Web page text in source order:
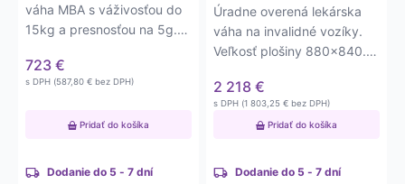
váha MBA s váživosťou do
15kg a presnosťou na 5g.
723 €
s DPH (587,80 € bez DPH)
Pridať do košíka
Dodanie do 5 - 7 dní
Úradne overená lekárska
váha na invalidné vozíky.
Veľkosť plošiny 880×840.
presnosťou…
2 218 €
s DPH (1 803,25 € bez DPH)
Pridať do košíka
Dodanie do 5 - 7 dní